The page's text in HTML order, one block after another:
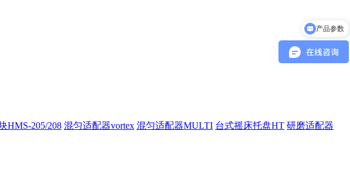
HMS-205/208 混匀适配器vortex 混匀适配器MULTI 台式摇床托盘HT 研磨适配器
产品参数